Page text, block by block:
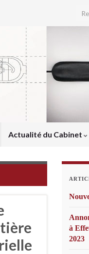
Actualité du Cabinet
à
2023